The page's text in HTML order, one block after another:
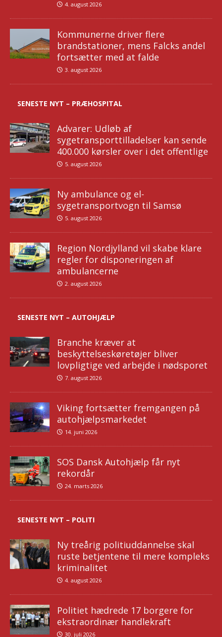
4. august 2026
Kommunerne driver flere
brandstationer, mens Falcks andel
fortsætter med at falde
3. august 2026
SENESTE NYT – PRÆHOSPITAL
Advarer: Udløb af
sygetransporttilladelser kan sende
400.000 kørsler over i det offentlige
5. august 2026
Ny ambulance og el-
sygetransportvogn til Samsø
5. august 2026
Region Nordjylland vil skabe klare
regler for disponeringen af
ambulancerne
2. august 2026
SENESTE NYT – AUTOHJÆLP
Branche kræver at
beskyttelseskøretøjer bliver
lovpligtige ved arbejde i nødsporet
7. august 2026
Viking fortsætter fremgangen på
autohjælpsmarkedet
14. juni 2026
SOS Dansk Autohjælp får nyt
rekordår
24. marts 2026
SENESTE NYT – POLITI
Ny treårig politiuddannelse skal
ruste betjentene til mere kompleks
kriminalitet
4. august 2026
Politiet hædrede 17 borgere for
ekstraordinær handlekraft
30. juli 2026